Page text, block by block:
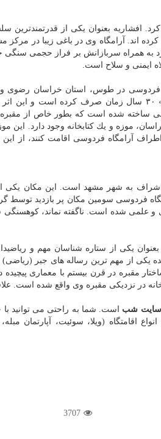
بود و بین سال های ۱۷۳۶ تا ۱۷۴۷ بر ایران حكومت كرد. افشاریه بعنوان یكی از
اند. آرامگاه وی در باغی زیبا در مركز
همراه سربازانش بر فراز حجمی سنگی
فردوسی در طوس، استان خراسان رضوی
است. این مكان، مقبره مشهورترین شاعر ایرانی است كه برای نوشتن كتاب «شاهنامه» ۳۰ سال زمان صرف
ساخته شده است كه بطور خاص از
موزه و یك كتابخانه وجود دارد. این
آرامگاه فردوسی اقامت كنند، از
به شهر مشهد است. این مكان یكی
فردوسی سومین مكان پر بازدید توسط
و علمی شده است. ناگفته نماند،
یكی از ستاره شناسان مهم و
یكی از مهم ترین رساله های جبر
مقبره در قرن بیستم با معماری پیچیده
در نزدیكی مقبره وی واقع شده است.
سایت شب است. شما به راحتی می توانید با
اقامتگاه (ویلا، سوئیت، آپارتمان مبله،
3707